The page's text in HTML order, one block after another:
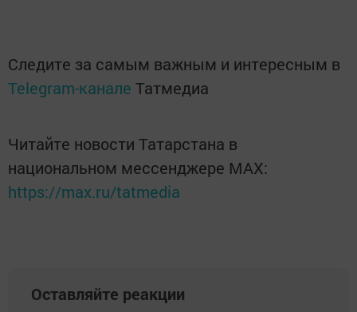
Следите за самым важным и интересным в
Telegram-канале Татмедиа
Читайте новости Татарстана в
национальном мессенджере MАХ:
https://max.ru/tatmedia
Оставляйте реакции